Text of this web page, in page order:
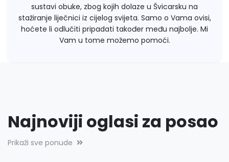
sustavi obuke, zbog kojih dolaze u Švicarsku na
stažiranje liječnici iz cijelog svijeta. Samo o Vama ovisi,
hoćete li odlučiti pripadati također među najbolje. Mi
Vam u tome možemo pomoći.
Najnoviji oglasi za posao
Prikaži sve ponude